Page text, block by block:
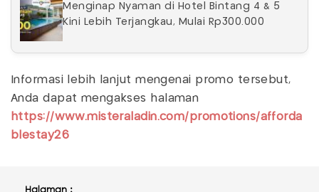
Menginap Nyaman di Hotel Bintang 4 & 5
Kini Lebih Terjangkau, Mulai Rp300.000
Informasi lebih lanjut mengenai promo tersebut,
Anda dapat mengakses halaman
https://www.misteraladin.com/promotions/afforda
blestay26
Halaman :